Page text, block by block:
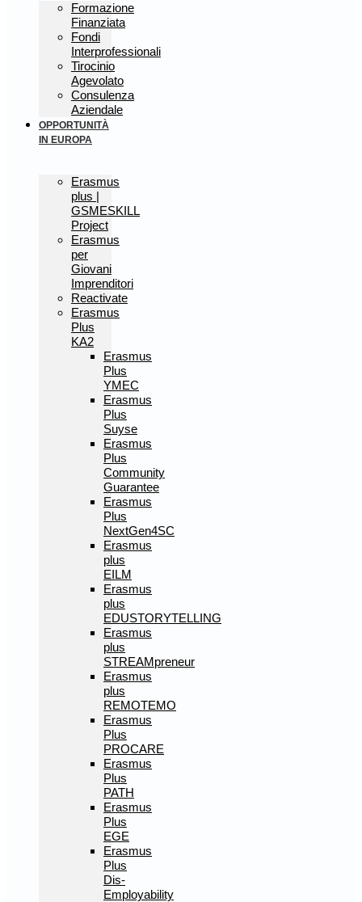
Formazione
Finanziata
Fondi
Interprofessionali
Tirocinio
Agevolato
Consulenza
Aziendale
OPPORTUNITÀ
IN EUROPA
Erasmus
plus |
GSMESKILL
Project
Erasmus
per
Giovani
Imprenditori
Reactivate
Erasmus
Plus
KA2
Erasmus
Plus
YMEC
Erasmus
Plus
Suyse
Erasmus
Plus
Community
Guarantee
Erasmus
Plus
NextGen4SC
Erasmus
plus
EILM
Erasmus
plus
EDUSTORYTELLING
Erasmus
plus
STREAMpreneur
Erasmus
plus
REMOTEMO
Erasmus
Plus
PROCARE
Erasmus
Plus
PATH
Erasmus
Plus
EGE
Erasmus
Plus
Dis-
Employability